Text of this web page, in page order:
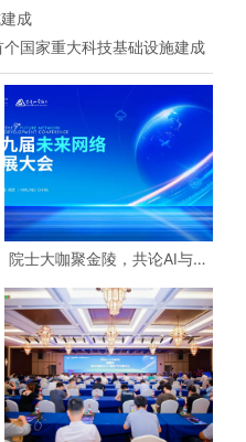
成
国家重大科技基础设施建成
院士大咖聚金陵，共论AI与未